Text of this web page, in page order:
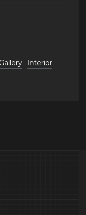
Gallery
Interior